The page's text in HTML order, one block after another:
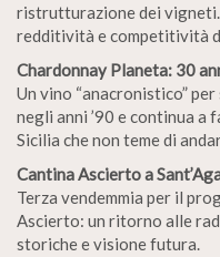
ristrutturazione dei vigneti.
redditività e competitività
Chardonnay Planeta: 30
Un vino “anacronistico”
negli anni ’90 e continua a
Sicilia che non teme di
Cantina Ascierto a
Terza vendemmia per il
Ascierto: un ritorno alle
storiche e visione futura.